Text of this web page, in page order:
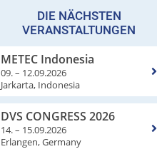
DIE NÄCHSTEN
VERANSTALTUNGEN
METEC Indonesia
09. – 12.09.2026
Jarkarta, Indonesia
DVS CONGRESS 2026
14. – 15.09.2026
Erlangen, Germany